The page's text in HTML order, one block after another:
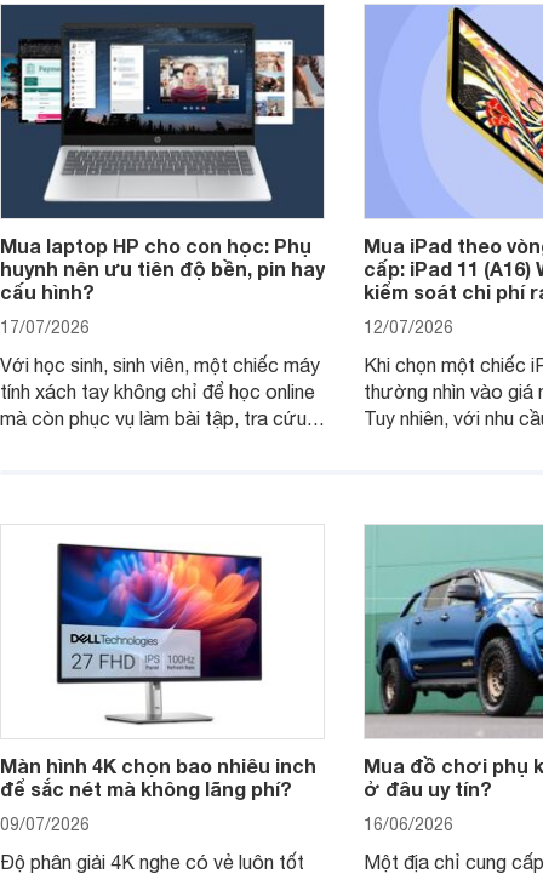
Mua laptop HP cho con học: Phụ
huynh nên ưu tiên độ bền, pin hay
cấu hình?
17/07/2026
Với học sinh, sinh viên, một chiếc máy
tính xách tay không chỉ để học online
mà còn phục vụ làm bài tập, tra cứu,
thay vì chỉ so sánh cấu hình trên giấy.
Mua iPad theo
cấp: iPad 11 (A16)
kiểm soát chi phí
12/07/2026
Khi chọn một chiếc
thường nhìn vào
Tuy nhiên, với nhu
không, dùng được
Màn hình 4K chọn bao nhiêu inch
để sắc nét mà không lãng phí?
09/07/2026
Độ phân giải 4K nghe có vẻ luôn tốt
Mua đồ chơi phụ
ở đâu uy tín?
16/06/2026
Một địa chỉ cung